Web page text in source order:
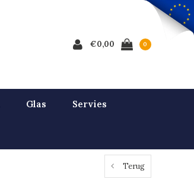
€0,00 0
Glas Servies
Terug